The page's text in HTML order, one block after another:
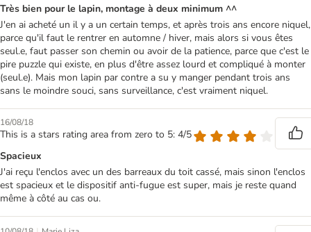
Très bien pour le lapin, montage à deux minimum ^^
J'en ai acheté un il y a un certain temps, et après trois ans encore niquel,
parce qu'il faut le rentrer en automne / hiver, mais alors si vous êtes
seul.e, faut passer son chemin ou avoir de la patience, parce que c'est le
pire puzzle qui existe, en plus d'être assez lourd et compliqué à monter
(seul.e). Mais mon lapin par contre a su y manger pendant trois ans
sans le moindre souci, sans surveillance, c'est vraiment niquel.
16/08/18
This is a stars rating area from zero to 5: 4/5
Spacieux
J'ai reçu l'enclos avec un des barreaux du toit cassé, mais sinon l'enclos
est spacieux et le dispositif anti-fugue est super, mais je reste quand
même à côté au cas ou.